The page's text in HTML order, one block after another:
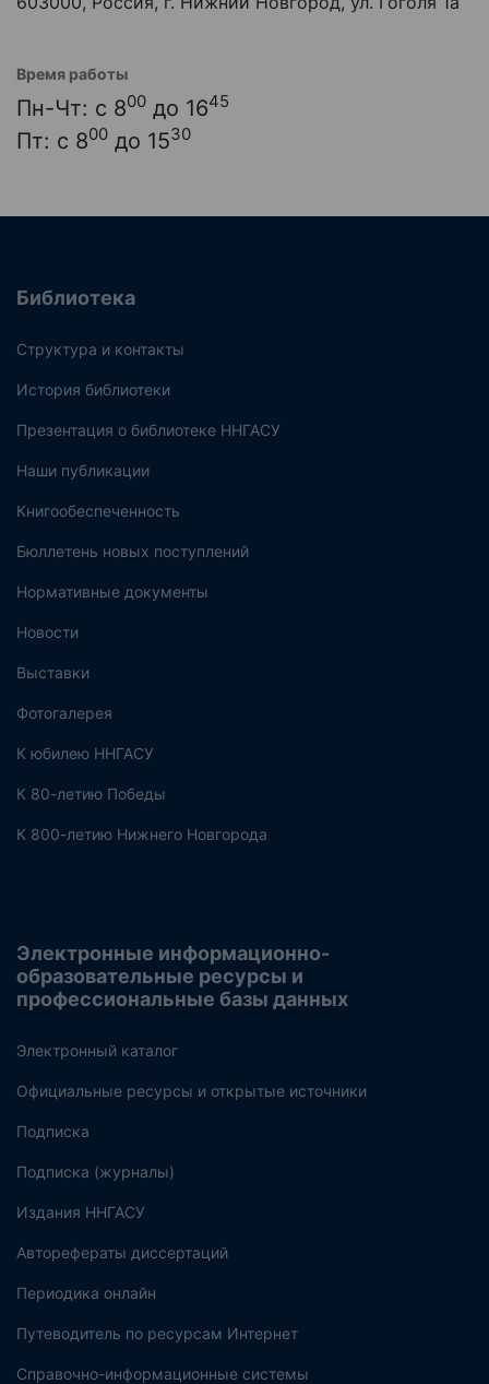
Время работы
Пн-Чт: с 800 до 1645
Пт: с 800 до 1530
Библиотека
Структура и контакты
История библиотеки
Презентация о библиотеке ННГАСУ
Наши публикации
Книгообеспеченность
Бюллетень новых поступлений
Нормативные документы
Новости
Выставки
Фотогалерея
К юбилею ННГАСУ
К 80-летию Победы
К 800-летию Нижнего Новгорода
Электронные информационно-
образовательные ресурсы и
профессиональные базы данных
Электронный каталог
Официальные ресурсы и открытые источники
Подписка
Подписка (журналы)
Издания ННГАСУ
Авторефераты диссертаций
Периодика онлайн
Путеводитель по ресурсам Интернет
Справочно-информационные системы